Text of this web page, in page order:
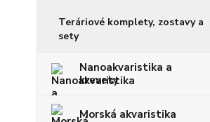
Teráriové komplety, zostavy a
sety
Nanoakvaristika a
krevety
Morská akvaristika